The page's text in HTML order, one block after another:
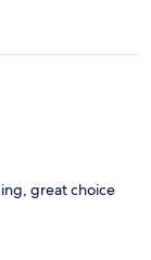
great choice